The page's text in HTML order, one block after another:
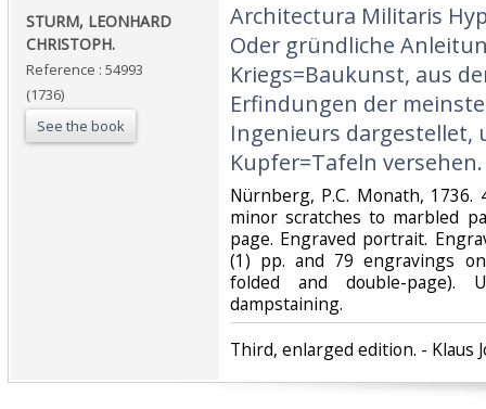
‎STURM, LEONHARD
CHRISTOPH.‎
Reference : 54993
(1736)
See the book
‎Architectura Militaris
Oder gründliche
Kriegs=Baukunst, aus
Erfindungen der
Ingenieurs dargestellet,
Kupfer=Tafeln versehen.‎
‎Nürnberg, P.C. Monath, 1736.
minor scratches to marbled
page. Engraved portrait.
(1) pp. and 79 engravings
folded and double-page).
dampstaining.‎
‎Third, enlarged edition. - Klaus